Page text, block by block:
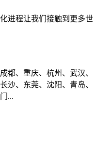
进程让我们接触到更多世
都、重庆、杭州、武汉、
沙、东莞、沈阳、青岛、
...